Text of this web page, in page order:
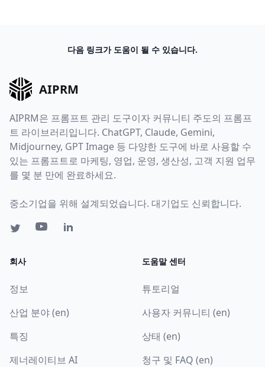
다음 링크가 도움이 될 수 있습니다.
AIPRM
AIPRM은 프롬프트 관리 도구이자 커뮤니티 주도의 프롬프
트 라이브러리입니다. ChatGPT, Claude, Gemini,
Midjourney, GPT Image 등 다양한 도구에 바로 사용할 수
있는 프롬프트로 마케팅, 영업, 운영, 생산성, 고객 지원 업무
를 몇 분 만에 완료하세요.
중소기업을 위해 설계되었습니다. 대기업도 신뢰합니다.
회사
정보
산업 분야 (en)
특징
제너레이티브 AI
도움말 센터
튜토리얼
사용자 커뮤니티 (en)
상태 (en)
청구 및 FAQ (en)